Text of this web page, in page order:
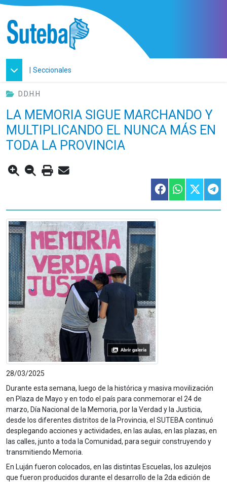
| Seccionales
D.D.H.H
LA MEMORIA SIGUE MARCHANDO Y
MULTIPLICANDO EL NUNCA MÁS EN
TODA LA PROVINCIA
28/03/2025
Durante esta semana, luego de la histórica y masiva movilización
en Plaza de Mayo y en todo el país para conmemorar el 24 de
marzo, Día Nacional de la Memoria, por la Verdad y la Justicia,
desde los diferentes distritos de la Provincia, el SUTEBA continuó
desplegando acciones y actividades, en las aulas, en las plazas, en
las calles, junto a toda la Comunidad, para seguir construyendo y
transmitiendo Memoria.
En Luján fueron colocados, en las distintas Escuelas, los azulejos
que fueron producidos durante el desarrollo de la 2da edición de